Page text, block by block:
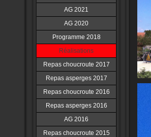
AG 2021
AG 2020
Programme 2018
Réalisations
Repas choucroute 2017
Repas asperges 2017
Repas choucroute 2016
Repas asperges 2016
AG 2016
Repas choucroute 2015